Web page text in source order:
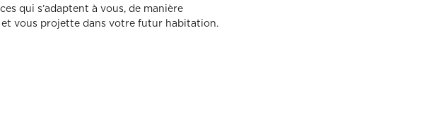
qui s’adaptent à vous, de manière
vous projette dans votre futur habitation.